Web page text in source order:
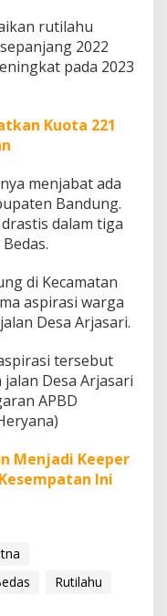
rutilahu
2022
pada 2023
Kuota 221
menjabat ada
Bandung.
dalam tiga
di Kecamatan
aspirasi warga
Desa Arjasari.
tersebut
Desa Arjasari
APBD
Menjadi Keeper
Ini
Rutilahu